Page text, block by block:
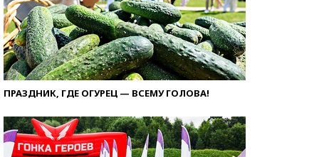
ПРАЗДНИК, ГДЕ ОГУРЕЦ — ВСЕМУ ГОЛОВА!